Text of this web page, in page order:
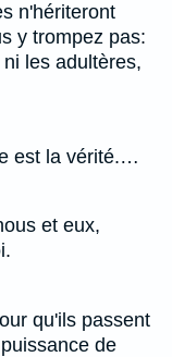
n'hériteront
y trompez pas:
les adultères,
est la vérité.…
et eux,
qu'ils passent
de